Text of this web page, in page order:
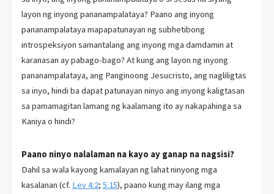
layon ng inyong pananampalataya? Paano ang inyong
pananampalataya mapapatunayan ng subhetibong
introspeksiyon samantalang ang inyong mga damdamin at
karanasan ay pabago-bago? At kung ang layon ng inyong
pananampalataya, ang Panginoong Jesucristo, ang nagliligtas
sa inyo, hindi ba dapat patunayan ninyo ang inyong kaligtasan
sa pamamagitan lamang ng kaalamang ito ay nakapahinga sa
Kaniya o hindi?
Paano ninyo nalalaman na kayo ay ganap na nagsisi?
Dahil sa wala kayong kamalayan ng lahat ninyong mga
kasalanan (cf. Lev 4:2; 5:15), paano kung may ilang mga